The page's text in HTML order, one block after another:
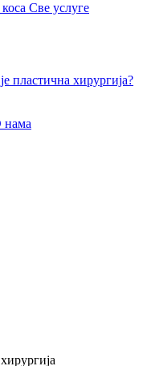
Све услуге
пластична хирургија?